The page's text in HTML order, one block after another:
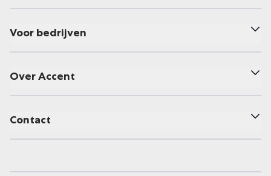
Voor bedrijven
Over Accent
Contact